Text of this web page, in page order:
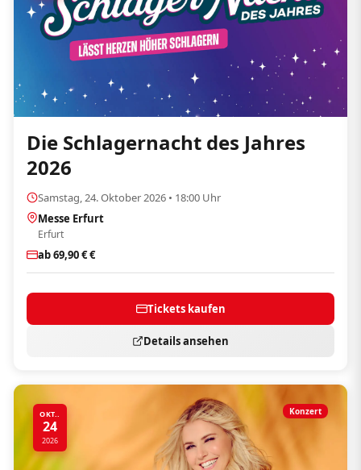
Die Schlagernacht des Jahres
2026
Samstag, 24. Oktober 2026 • 18:00 Uhr
Messe Erfurt
Erfurt
ab 69,90 € €
Tickets kaufen
Details ansehen
OKT..
24
2026
Konzert